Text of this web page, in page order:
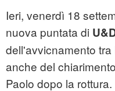
Ieri, venerdì 18
nuova puntata di
dell'avvicnamento
anche del
Paolo dopo la